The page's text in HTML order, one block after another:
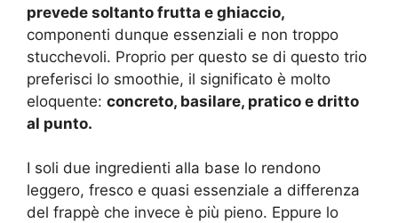
prevede soltanto frutta e ghiaccio,
componenti dunque essenziali e non troppo
stucchevoli. Proprio per questo se di questo trio
preferisci lo smoothie, il significato è molto
eloquente: concreto, basilare, pratico e dritto
al punto.
I soli due ingredienti alla base lo rendono
leggero, fresco e quasi essenziale a differenza
del frappè che invece è più pieno. Eppure lo